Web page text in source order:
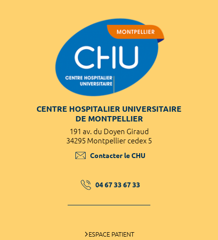
CENTRE HOSPITALIER UNIVERSITAIRE
DE MONTPELLIER
191 av. du Doyen Giraud
34295 Montpellier cedex 5
Contacter le CHU
04 67 33 67 33
ESPACE PATIENT